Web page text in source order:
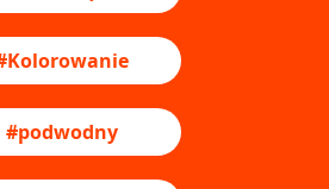
#podwodny